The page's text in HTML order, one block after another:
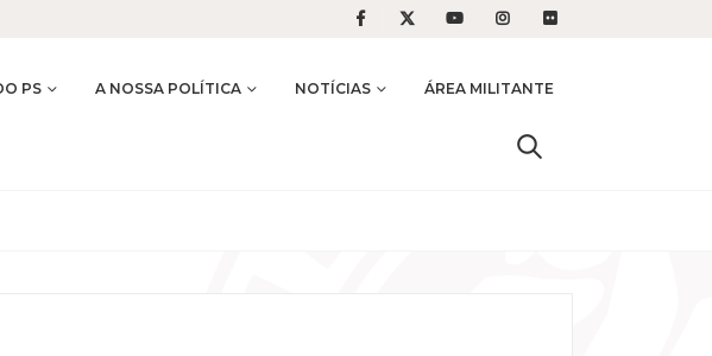
PS A NOSSA POLÍTICA NOTÍCIAS ÁREA MILITANTE